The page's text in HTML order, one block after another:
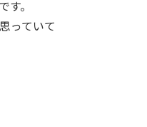
。
っていて